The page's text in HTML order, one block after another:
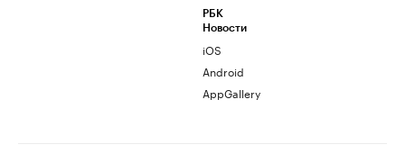
РБК
Новости
iOS
Android
AppGallery